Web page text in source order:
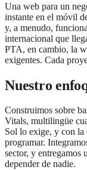
Una web para un
instante en el móvil
y, a menudo,
internacional que
PTA, en cambio, la
exigentes. Cada
Nuestro
Construimos sobre
Vitals, multilingüe
Sol lo exige, y con la
programar.
sector, y entregamos
depender de nadie.